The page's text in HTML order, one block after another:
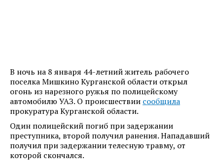
В ночь на 8 января 44-летний житель рабочего
поселка Мишкино Курганской области открыл
огонь из нарезного ружья по полицейскому
автомобилю УАЗ. О происшествии сообщила
прокуратура Курганской области.
Один полицейский погиб при задержании
преступника, второй получил ранения. Нападавший
получил при задержании телесную травму, от
которой скончался.